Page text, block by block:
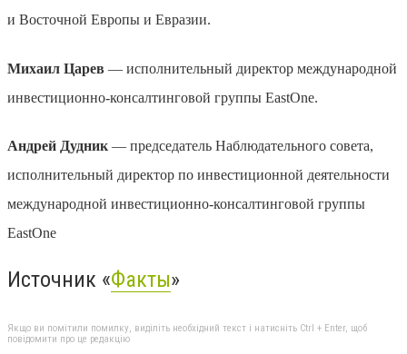
и Восточной Европы и Евразии.
Михаил Царев — исполнительный директор международной
инвестиционно-консалтинговой группы EastOne.
Андрей Дудник — председатель Наблюдательного совета,
исполнительный директор по инвестиционной деятельности
международной инвестиционно-консалтинговой группы
EastOne
Источник «Факты»
Якщо ви помітили помилку, виділіть необхідний текст і натисніть Ctrl + Enter, щоб
повідомити про це редакцію